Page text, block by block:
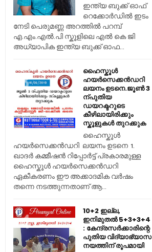
ഇന്ത്യ ബുക്ക് ഓഫ്
റെക്കോർഡിൽ ഇടം
നേടി പെരുമണ്ണ അറത്തിൽ പറമ്പ്
എ.എം.എൽ.പി സ്കൂളിലെ എൽ കെ ജി
അധ്യാപിക ഇന്ത്യ ബുക്ക് ഓഫ...
ഹൈസ്കൂൾ
ഹയർസെക്കൻഡറി
ലയനം ഉടനെ.ജൂൺ 3
ന്പുതിയ
ഡയറക്ടറുടെ
കീഴിലായിരിക്കും
സ്കൂളുകൾ തുറക്കുക
ഹൈസ്കൂൾ
ഹയർസെക്കൻഡറി ലയനം ഉടനെ 1.
ഖാദർ കമ്മീഷൻ റിപ്പോർട്ട് പ്രകാരമുള്ള
ഹൈസ്കൂൾ ഹയർസെക്കൻഡറി
ഏകീകരണം ഈ അക്കാദമിക വർഷം
തന്നെ നടത്തുന്നതാണ് ആ...
10+2 ഇല്ല,
ഇനിമുതൽ 5+3+3+4
: കേന്ദ്രസർക്കാരിന്റെ
പുതിയ വിദ്യാഭ്യാസ
നയത്തിന് രൂപമായി